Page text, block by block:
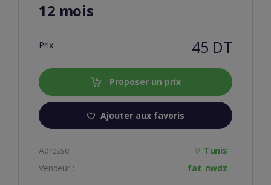
12 mois
Prix 45 DT
Proposer un prix
Ajouter aux favoris
Adresse :
Tunis
Vendeur :
fat_nwdz